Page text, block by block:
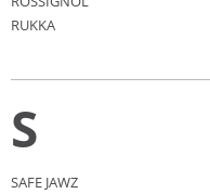
RUKKA
S
SAFE JAWZ